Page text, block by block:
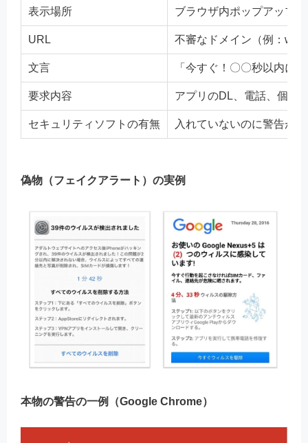
表示場所 ブラウザ内ポップアップ
URL 不審なドメイン（例：
文言 「今すぐ！〇〇秒以内に
要求内容 アプリのDL、電話、個人
セキュリティソフトの有無 入れていないのに警告が
偽物（フェイクアラート）の実例
本物の警告の一例（Google Chrome）